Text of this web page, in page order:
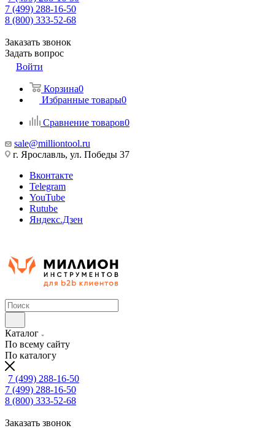
7 (499) 288-16-50
8 (800) 333-52-68
Заказать звонок
Задать вопрос
Войти
Корзина0
Избранные товары0
Сравнение товаров0
sale@milliontool.ru
г. Ярославль, ул. Победы 37
Вконтакте
Telegram
YouTube
Rutube
Яндекс.Дзен
Каталог
По всему сайту
По каталогу
7 (499) 288-16-50
7 (499) 288-16-50
8 (800) 333-52-68
Заказать звонок